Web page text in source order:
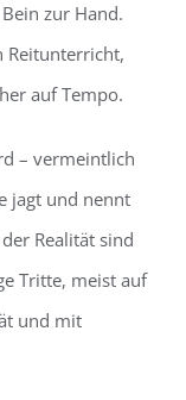
zur Hand.
Reitunterricht,
auf Tempo.
– vermeintlich
jagt und nennt
Realität sind
Tritte, meist auf
und mit